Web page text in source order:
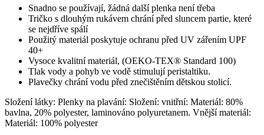
Snadno se používají, žádná další plenka není třeba
Tričko s dlouhým rukávem chrání před sluncem partie, které
se nejdříve spálí
Použitý materiál poskytuje ochranu před UV zářením UPF
40+
Vysoce kvalitní materiál, (OEKO-TEX® Standard 100)
Tlak vody a pohyb ve vodě stimulují peristaltiku.
Plavečky chrání vodu před znečištěním dětskou stolicí.
Složení látky: Plenky na plavání: Složení: vnitřní: Materiál: 80%
bavlna, 20% polyester, laminováno polyuretanem. Vnější materiál:
Materiál: 100% polyester